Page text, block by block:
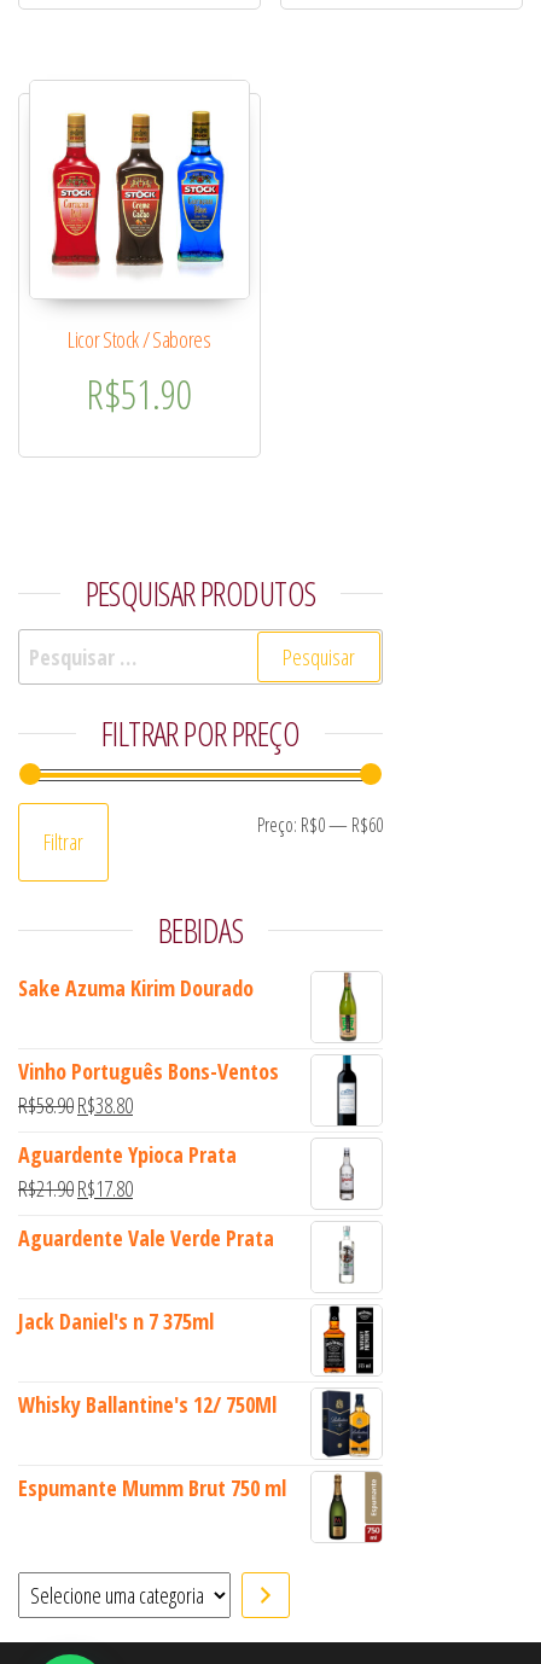
Licor Stock / Sabores
R$51.90
Este produto tem várias variantes. As opções podem
PESQUISAR PRODUTOS
Pesquisar por:
FILTRAR POR PREÇO
Preço mínimo
Preço máximo
Filtrar
Preço: R$0— R$60
BEBIDAS
Sake Azuma Kirim Dourado
Vinho Português Bons-Ventos
R$58.90O preço original era: R$58.90.
R$38.80O preço atual é: R$38.80.
Aguardente Ypioca Prata
R$21.90O preço original era: R$21.90.
R$17.80O preço atual é: R$17.80.
Aguardente Vale Verde Prata
Jack Daniel's n 7 375ml
Whisky Ballantine's 12/ 750Ml
Espumante Mumm Brut 750 ml
Selecione uma categoria